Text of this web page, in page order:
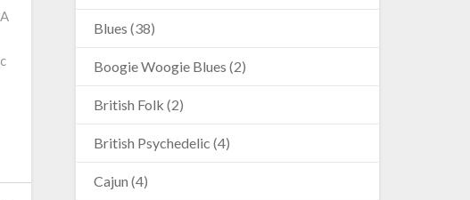
Blues (38)
Boogie Woogie Blues (2)
British Folk (2)
British Psychedelic (4)
Cajun (4)